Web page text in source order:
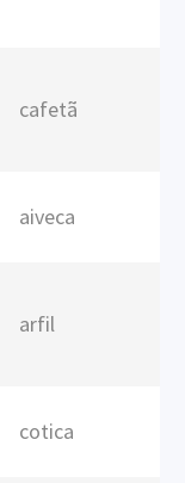
cafetã
aiveca
arfil
cotica